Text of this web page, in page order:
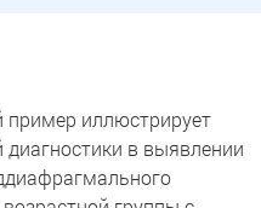
пример иллюстрирует
в выявлении